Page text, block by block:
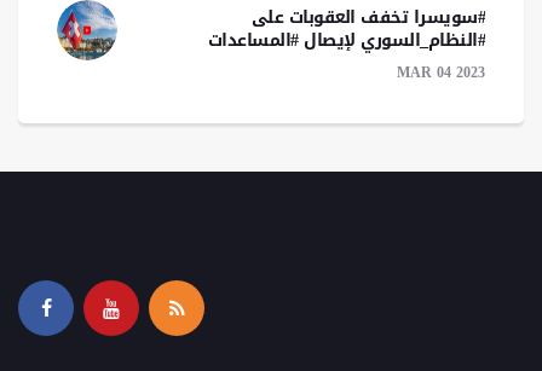
#سويسرا تخفف العقوبات على
#النظام_السوري لإيصال #المساعدات
MAR 04 2023